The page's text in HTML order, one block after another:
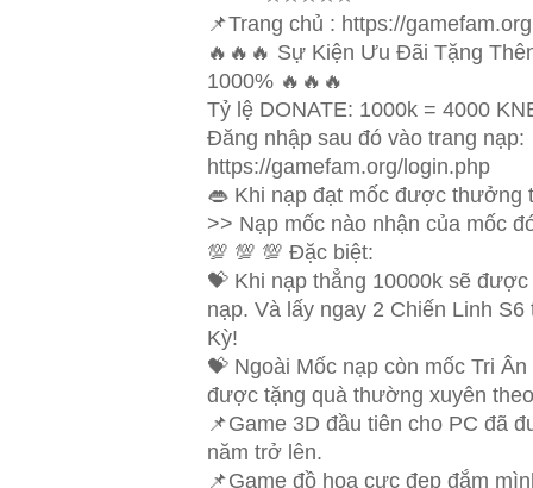
📌Trang chủ : https://gamefam.org
🔥🔥🔥 Sự Kiện Ưu Đãi Tặng
1000% 🔥🔥🔥
Tỷ lệ DONATE: 1000k = 4000
Đăng nhập sau đó vào trang nạp:
https://gamefam.org/login.php
👄 Khi nạp đạt mốc được thưởng
>> Nạp mốc nào nhận của mốc
💯 💯 💯 Đặc biệt:
💝 Khi nạp thẳng 10000k sẽ
nạp. Và lấy ngay 2 Chiến Linh
Kỳ!
💝 Ngoài Mốc nạp còn mốc Tri
được tặng quà thường xuyên
📌Game 3D đầu tiên cho PC đã
năm trở lên.
📌Game đồ họa cực đẹp đắm